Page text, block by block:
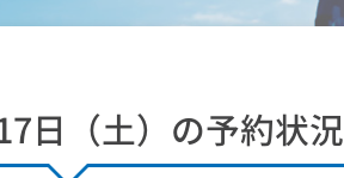
日（土）の予約状況